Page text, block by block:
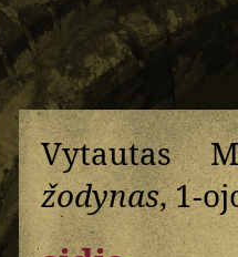
Vytautas
žodynas, 1-